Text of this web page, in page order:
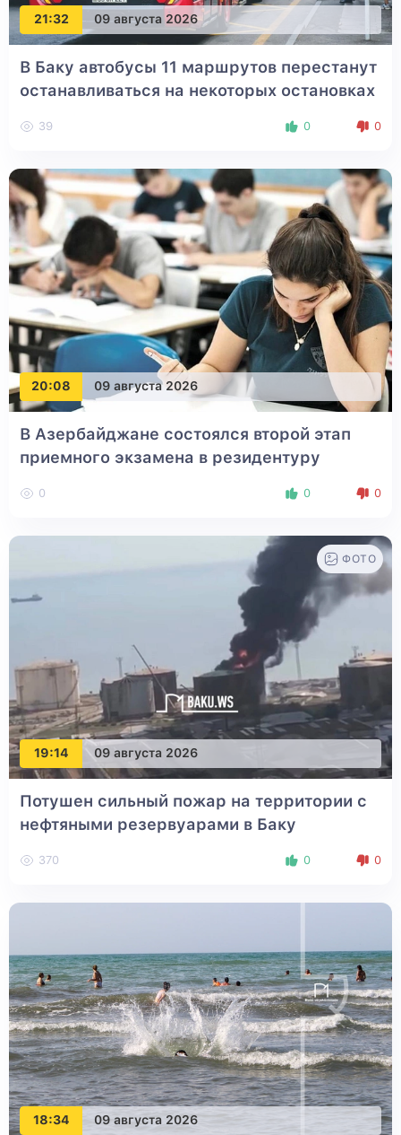
21:32 09 августа 2026
В Баку автобусы 11 маршрутов перестанут
останавливаться на некоторых остановках
39 0 0
20:08 09 августа 2026
В Азербайджане состоялся второй этап
приемного экзамена в резидентуру
0 0 0
19:14 09 августа 2026
ФОТО
Потушен сильный пожар на территории с
нефтяными резервуарами в Баку
370 0 0
18:34 09 августа 2026